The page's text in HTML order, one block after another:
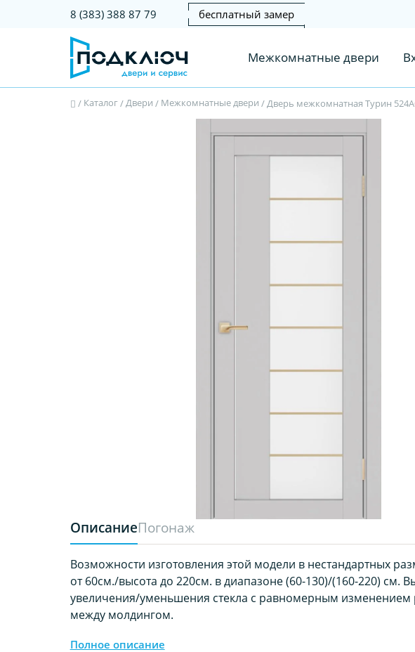
8 (383) 388 87 79 бесплатный замер
Межкомнатные двери
/ Каталог/Двери / Межкомнатные двери /Дверь межкомнатная Турин
ОписаниеПогонаж
Возможности изготовления этой модели в нестандартных
от 60см./высота до 220см. в диапазоне (60-130)/(160-220) см.
увеличения/уменьшения стекла с равномерным изменением
между молдингом.
Полное описание